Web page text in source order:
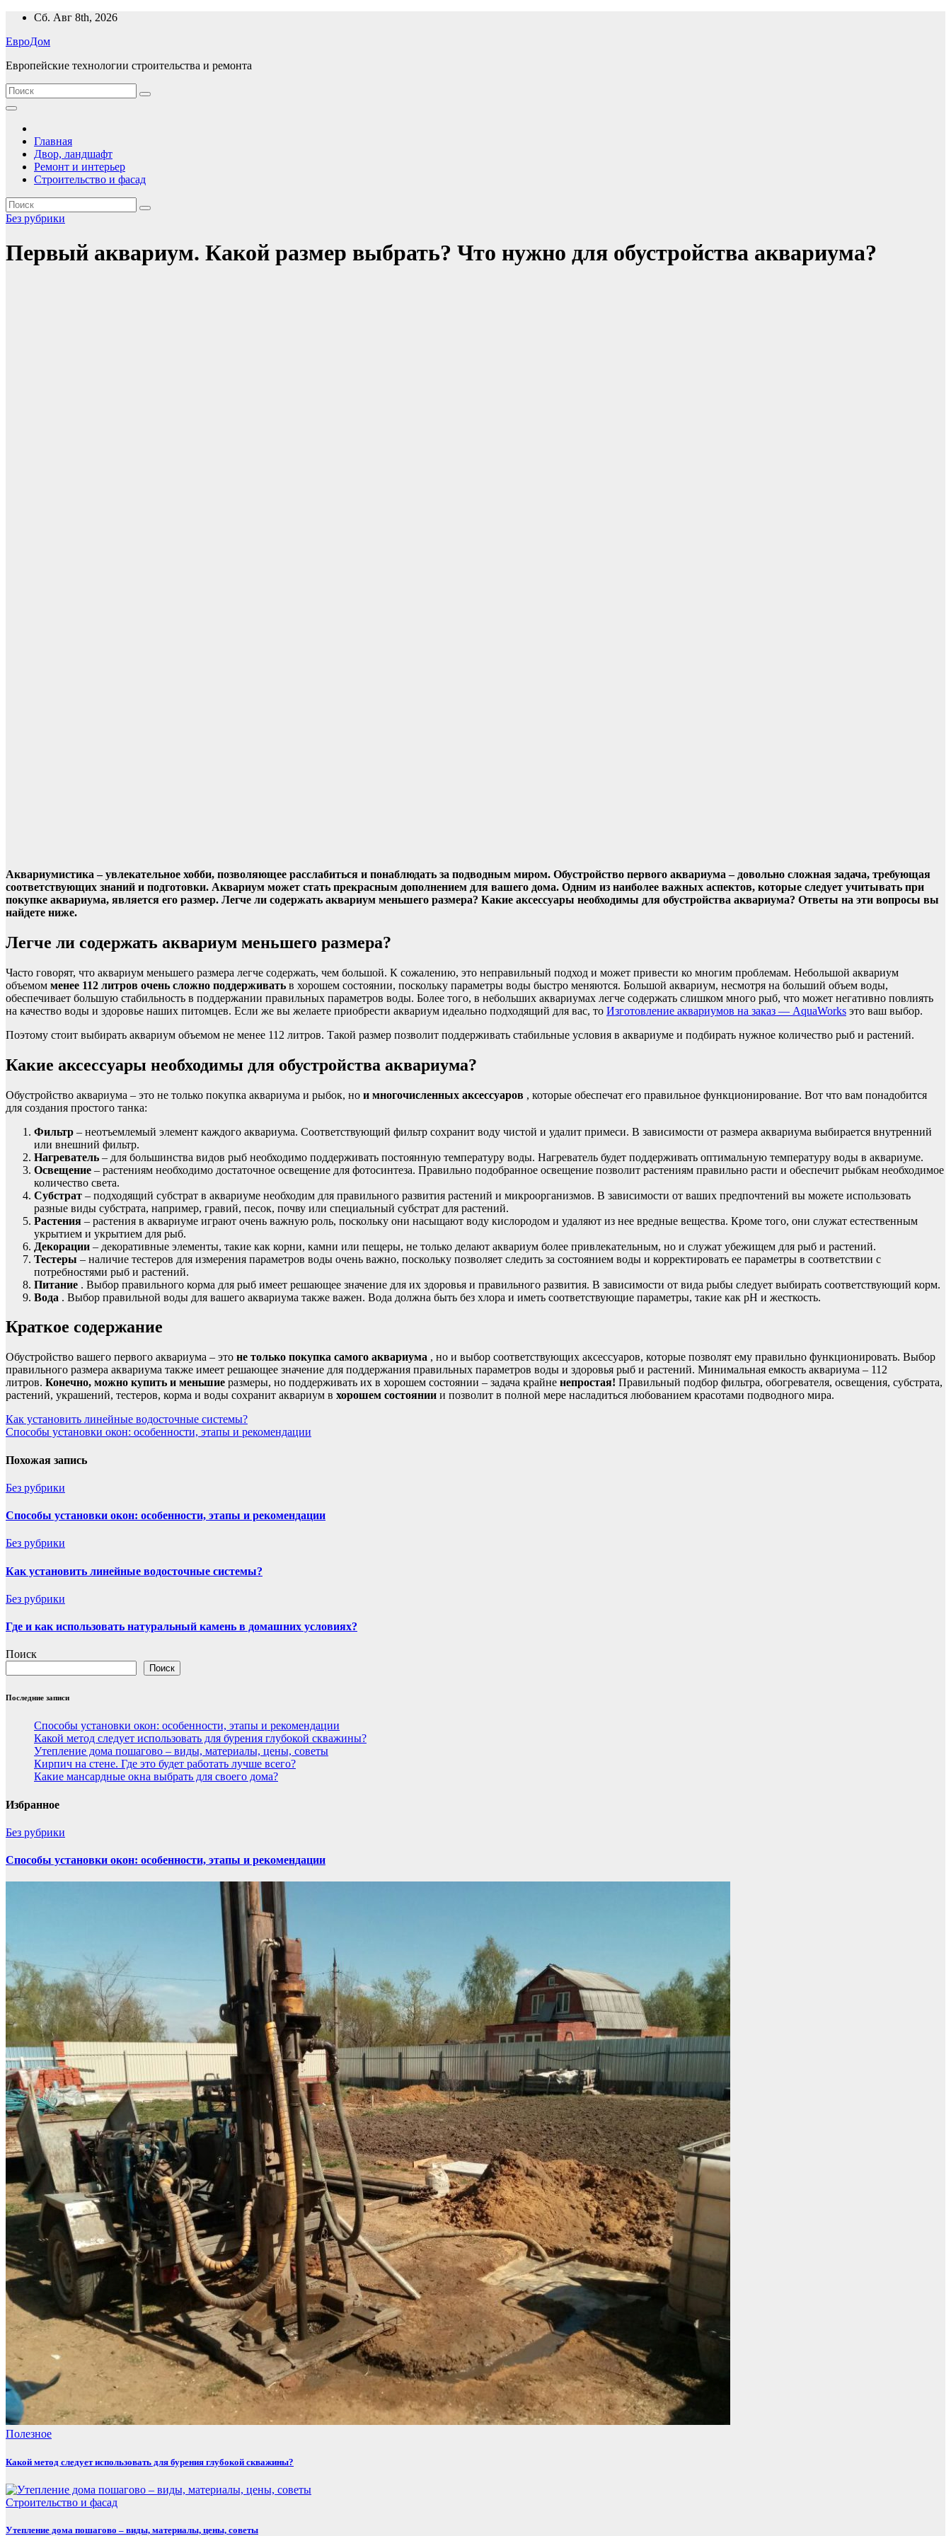
Перейти
содержимому
Сб. Авг 8th, 2026
ЕвроДом
Европейские технологии строительства и ремонта
Главная
Двор, ландшафт
Ремонт и интерьер
Строительство и фасад
Без рубрики
Первый аквариум. Какой размер выбрать? Что нужно для обустройства аквариума?
Аквариумистика – увлекательное хобби, позволяющее расслабиться и понаблюдать за подводным миром. Обустройство первого аквариума – довольно сложная задача, требующая
соответствующих знаний и подготовки. Аквариум может стать прекрасным дополнением для вашего дома. Одним из наиболее важных аспектов, которые следует учитывать при
покупке аквариума, является его размер. Легче ли содержать аквариум меньшего размера? Какие аксессуары необходимы для обустройства аквариума? Ответы на эти вопросы вы
найдете ниже.
Легче ли содержать аквариум меньшего размера?
Часто говорят, что аквариум меньшего размера легче содержать, чем большой. К сожалению, это неправильный подход и может привести ко многим проблемам. Небольшой аквариум
объемом менее 112 литров очень сложно поддерживать в хорошем состоянии, поскольку параметры воды быстро меняются. Большой аквариум, несмотря на больший объем воды,
обеспечивает большую стабильность в поддержании правильных параметров воды. Более того, в небольших аквариумах легче содержать слишком много рыб, что может негативно повлиять
на качество воды и здоровье наших питомцев. Если же вы желаете приобрести аквариум идеально подходящий для вас, то Изготовление аквариумов на заказ — AquaWorks это ваш выбор.
Поэтому стоит выбирать аквариум объемом не менее 112 литров. Такой размер позволит поддерживать стабильные условия в аквариуме и подбирать нужное количество рыб и растений.
Какие аксессуары необходимы для обустройства аквариума?
Обустройство аквариума – это не только покупка аквариума и рыбок, но и многочисленных аксессуаров , которые обеспечат его правильное функционирование. Вот что вам понадобится
для создания простого танка:
Фильтр – неотъемлемый элемент каждого аквариума. Соответствующий фильтр сохранит воду чистой и удалит примеси. В зависимости от размера аквариума выбирается внутренний
или внешний фильтр.
Нагреватель – для большинства видов рыб необходимо поддерживать постоянную температуру воды. Нагреватель будет поддерживать оптимальную температуру воды в аквариуме.
Освещение – растениям необходимо достаточное освещение для фотосинтеза. Правильно подобранное освещение позволит растениям правильно расти и обеспечит рыбкам необходимое
количество света.
Субстрат – подходящий субстрат в аквариуме необходим для правильного развития растений и микроорганизмов. В зависимости от ваших предпочтений вы можете использовать
разные виды субстрата, например, гравий, песок, почву или специальный субстрат для растений.
Растения – растения в аквариуме играют очень важную роль, поскольку они насыщают воду кислородом и удаляют из нее вредные вещества. Кроме того, они служат естественным
укрытием и укрытием для рыб.
Декорации – декоративные элементы, такие как корни, камни или пещеры, не только делают аквариум более привлекательным, но и служат убежищем для рыб и растений.
Тестеры – наличие тестеров для измерения параметров воды очень важно, поскольку позволяет следить за состоянием воды и корректировать ее параметры в соответствии с
потребностями рыб и растений.
Питание . Выбор правильного корма для рыб имеет решающее значение для их здоровья и правильного развития. В зависимости от вида рыбы следует выбирать соответствующий корм.
Вода . Выбор правильной воды для вашего аквариума также важен. Вода должна быть без хлора и иметь соответствующие параметры, такие как pH и жесткость.
Краткое содержание
Обустройство вашего первого аквариума – это не только покупка самого аквариума , но и выбор соответствующих аксессуаров, которые позволят ему правильно функционировать. Выбор
правильного размера аквариума также имеет решающее значение для поддержания правильных параметров воды и здоровья рыб и растений. Минимальная емкость аквариума – 112
литров. Конечно, можно купить и меньшие размеры, но поддерживать их в хорошем состоянии – задача крайне непростая! Правильный подбор фильтра, обогревателя, освещения, субстрата,
растений, украшений, тестеров, корма и воды сохранит аквариум в хорошем состоянии и позволит в полной мере насладиться любованием красотами подводного мира.
Навигация
по
записям
Как установить линейные водосточные системы?
Способы установки окон: особенности, этапы и рекомендации
Похожая запись
Без рубрики
Способы установки окон: особенности, этапы и рекомендации
Без рубрики
Как установить линейные водосточные системы?
Без рубрики
Где и как использовать натуральный камень в домашних условиях?
Поиск
Поиск
Последние записи
Способы установки окон: особенности, этапы и рекомендации
Какой метод следует использовать для бурения глубокой скважины?
Утепление дома пошагово – виды, материалы, цены, советы
Кирпич на стене. Где это будет работать лучше всего?
Какие мансардные окна выбрать для своего дома?
Избранное
Без рубрики
Способы установки окон: особенности, этапы и рекомендации
Полезнoe
Какой метод следует использовать для бурения глубокой скважины?
Строительство и фасад
Утепление дома пошагово – виды, материалы, цены, советы